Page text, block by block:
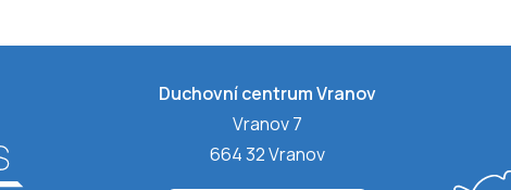
Duchovní centrum Vranov
Vranov 7
664 32 Vranov